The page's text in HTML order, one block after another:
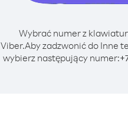
Wybrać numer z
Viber.Aby zadzwonić do Inne
wybierz następujący numer:+